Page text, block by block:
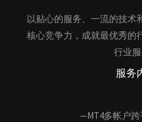
以贴心的服务、一流的技术
核心竞争力，成就最优秀的
行业服
服务
—MT4多帐户